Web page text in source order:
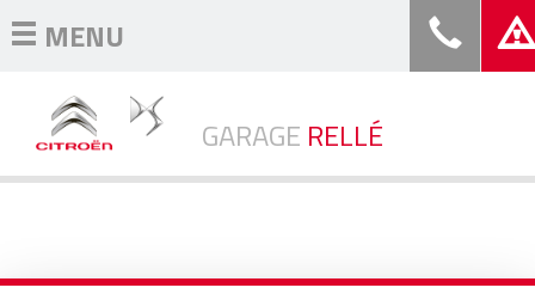
GARAGE RELLÉ
MENU